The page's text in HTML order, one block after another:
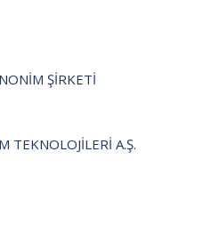
ŞİRKETİ
TEKNOLOJİLERİ A.Ş.